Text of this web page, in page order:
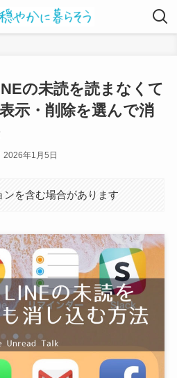
の未読を読まなくて
示・削除を選んで消
2026年1月5日
を含む場合があります